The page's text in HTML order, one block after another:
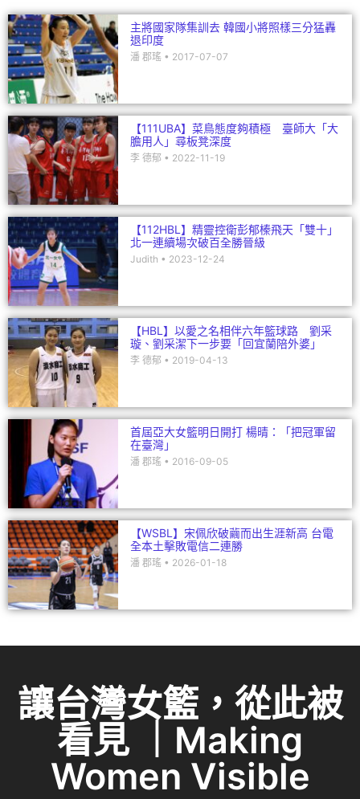
k
主將國家隊集訓去 韓國小將照樣三分猛轟
退印度
潘 郡瑤 2017-07-07
【111UBA】菜鳥態度夠積極 臺師大「大
膽用人」尋板凳深度
李 德郁 2022-11-19
【112HBL】精靈控衛彭郁榛飛天「雙十」
北一連續場次破百全勝晉級
Judith 2023-12-24
【HBL】以愛之名相伴六年籃球路 劉采
璇、劉采潔下一步要「回宜蘭陪外婆」
李 德郁 2019-04-13
首屆亞大女籃明日開打 楊晴：「把冠軍留
在臺灣」
潘 郡瑤 2016-09-05
【WSBL】宋佩欣破繭而出生涯新高 台電
全本土擊敗電信二連勝
潘 郡瑤 2026-01-18
讓台灣女籃，從此被
看見 ｜Making
Women Visible